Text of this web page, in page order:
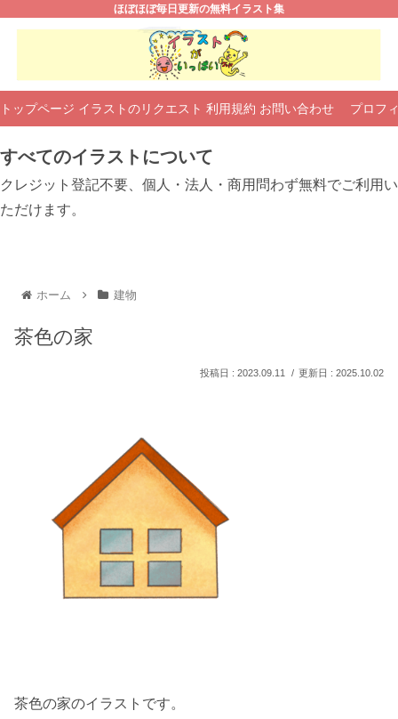
ほぼほぼ毎日更新の無料イラスト集
トップページ イラストのリクエスト 利用規約 お問い合わせ プロフ
すべてのイラストについて
クレジット登記不要、個人・法人・商用問わず無料でご利用い
ただけます。
ホーム 建物
茶色の家
2023.09.11 2025.10.02
茶色の家のイラストです。